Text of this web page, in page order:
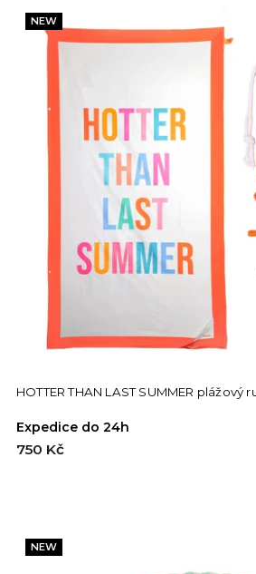
NEW
HOTTER THAN LAST SUMMER plážový
Expedice do 24h
750 Kč
NEW